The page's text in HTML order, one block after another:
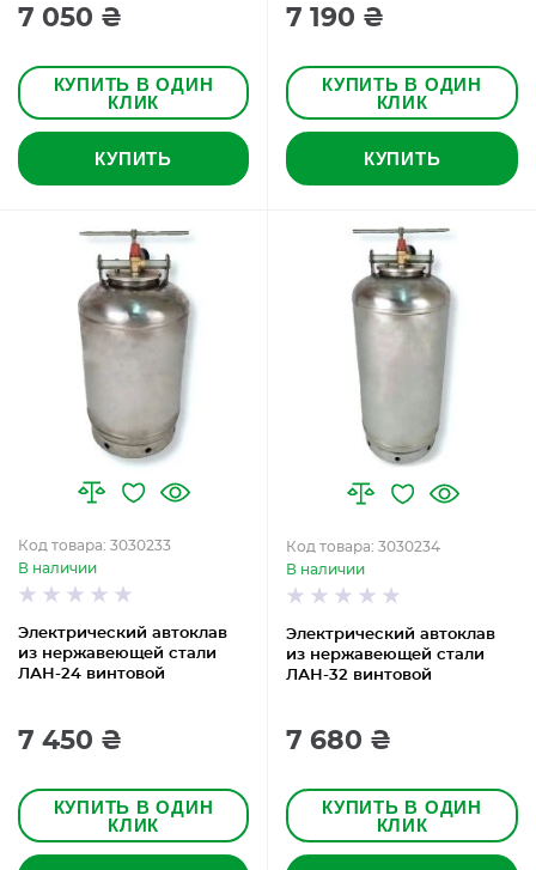
7 050 ₴
КУПИТЬ В ОДИН
КЛИК
КУПИТЬ
7 190 ₴
КУПИТЬ В ОДИН
КЛИК
КУПИТЬ
Электрический автоклав
из нержавеющей стали
ЛАН-24 винтовой
Код товара: 3030233
В наличии
7 450 ₴
КУПИТЬ В ОДИН
КЛИК
Электрический автоклав
из нержавеющей стали
ЛАН-32 винтовой
Код товара: 3030234
В наличии
7 680 ₴
КУПИТЬ В ОДИН
КЛИК